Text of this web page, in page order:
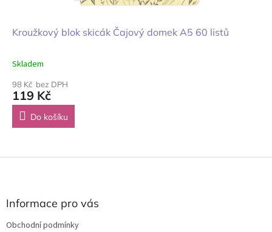
Kroužkový blok skicák Čajový domek A5 60 listů
Skladem
98 Kč bez DPH
119 Kč
Do košíku
Z
Informace pro vás
Obchodní podmínky